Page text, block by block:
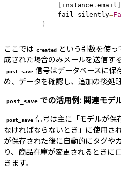
[ instance . email ]
            fail_silently
=
)
ここでは created
という引数を使
成された場合のみメールを送信す
post_save 信号はデータベースに保
め、データを確認し、追加の後処
post_save での活用例: 関連モデ
post_save 信号は主に「モデルが保
なければならないとき」に使用さ
が保存された後に自動的にタグや
り、商品在庫が変更されるときに
きます。